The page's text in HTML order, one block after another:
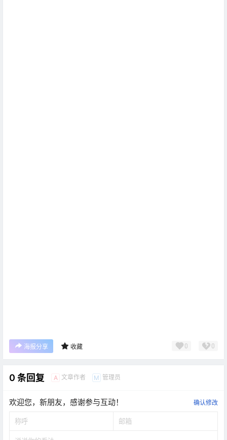
海报分享 收藏 0 0
0 条回复 A 文章作者 M 管理员
欢迎您，新朋友，感谢参与互动！ 确认修改